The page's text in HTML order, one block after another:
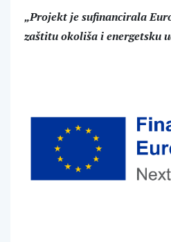
„Projekt je sufinancirala
zaštitu okoliša i energetsku